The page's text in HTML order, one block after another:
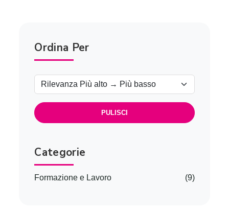
Ordina Per
PULISCI
Categorie
Formazione e Lavoro (9)